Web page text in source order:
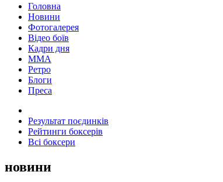
Головна
Новини
Фотогалерея
Відео боїв
Кадри дня
ММА
Ретро
Блоги
Преса
Результат поєдинків
Рейтинги боксерів
Всі боксери
новини